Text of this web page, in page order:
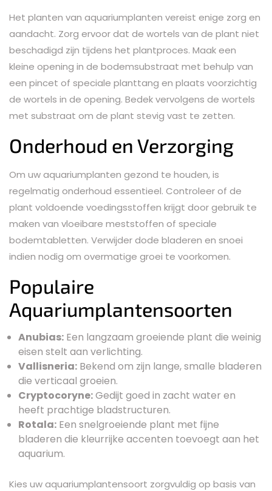
Het planten van aquariumplanten vereist enige zorg en
aandacht. Zorg ervoor dat de wortels van de plant niet
beschadigd zijn tijdens het plantproces. Maak een
kleine opening in de bodemsubstraat met behulp van
een pincet of speciale planttang en plaats voorzichtig
de wortels in de opening. Bedek vervolgens de wortels
met substraat om de plant stevig vast te zetten.
Onderhoud en Verzorging
Om uw aquariumplanten gezond te houden, is
regelmatig onderhoud essentieel. Controleer of de
plant voldoende voedingsstoffen krijgt door gebruik te
maken van vloeibare meststoffen of speciale
bodemtabletten. Verwijder dode bladeren en snoei
indien nodig om overmatige groei te voorkomen.
Populaire
Aquariumplantensoorten
Anubias: Een langzaam groeiende plant die weinig
eisen stelt aan verlichting.
Vallisneria: Bekend om zijn lange, smalle bladeren
die verticaal groeien.
Cryptocoryne:Gedijt goed in zacht water en
heeft prachtige bladstructuren.
Rotala: Een snelgroeiende plant met fijne
bladeren die kleurrijke accenten toevoegt aan het
aquarium.
Kies uw aquariumplantensoort zorgvuldig op basis van